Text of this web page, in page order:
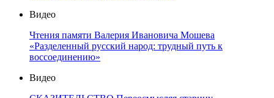
Видео
Чтения памяти Валерия Ивановича Мошева
«Разделенный русский народ: трудный путь к
воссоединению»
Видео